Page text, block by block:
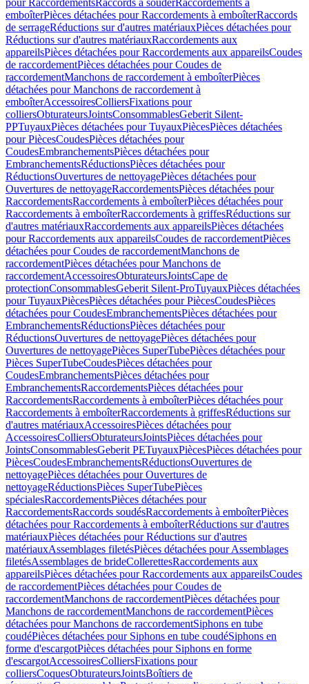
pour RaccordementsRaccords à souderRaccordements à
emboîterPièces détachées pour Raccordements à emboîterRaccords
de serrageRéductions sur d'autres matériauxPièces détachées pour
Réductions sur d'autres matériauxRaccordements aux
appareilsPièces détachées pour Raccordements aux appareilsCoudes
de raccordementPièces détachées pour Coudes de
raccordementManchons de raccordement à emboîterPièces
détachées pour Manchons de raccordement à
emboîterAccessoiresColliersFixations pour
colliersObturateursJointsConsommablesGeberit Silent-
PPTuyauxPièces détachées pour TuyauxPiècesPièces détachées
pour PiècesCoudesPièces détachées pour
CoudesEmbranchementsPièces détachées pour
EmbranchementsRéductionsPièces détachées pour
RéductionsOuvertures de nettoyagePièces détachées pour
Ouvertures de nettoyageRaccordementsPièces détachées pour
RaccordementsRaccordements à emboîterPièces détachées pour
Raccordements à emboîterRaccordements à griffesRéductions sur
d'autres matériauxRaccordements aux appareilsPièces détachées
pour Raccordements aux appareilsCoudes de raccordementPièces
détachées pour Coudes de raccordementManchons de
raccordementPièces détachées pour Manchons de
raccordementAccessoiresObturateursJointsCape de
protectionConsommablesGeberit Silent-ProTuyauxPièces détachées
pour TuyauxPiècesPièces détachées pour PiècesCoudesPièces
détachées pour CoudesEmbranchementsPièces détachées pour
EmbranchementsRéductionsPièces détachées pour
RéductionsOuvertures de nettoyagePièces détachées pour
Ouvertures de nettoyagePièces SuperTubePièces détachées pour
Pièces SuperTubeCoudesPièces détachées pour
CoudesEmbranchementsPièces détachées pour
EmbranchementsRaccordementsPièces détachées pour
RaccordementsRaccordements à emboîterPièces détachées pour
Raccordements à emboîterRaccordements à griffesRéductions sur
d'autres matériauxAccessoiresPièces détachées pour
AccessoiresColliersObturateursJointsPièces détachées pour
JointsConsommablesGeberit PETuyauxPiècesPièces détachées pour
PiècesCoudesEmbranchementsRéductionsOuvertures de
nettoyagePièces détachées pour Ouvertures de
nettoyageRéductionsPièces SuperTubePièces
spécialesRaccordementsPièces détachées pour
RaccordementsRaccords soudésRaccordements à emboîterPièces
détachées pour Raccordements à emboîterRéductions sur d'autres
matériauxPièces détachées pour Réductions sur d'autres
matériauxAssemblages filetésPièces détachées pour Assemblages
filetésAssemblages de brideCollerettesRaccordements aux
appareilsPièces détachées pour Raccordements aux appareilsCoudes
de raccordementPièces détachées pour Coudes de
raccordementManchons de raccordementPièces détachées pour
Manchons de raccordementManchons de raccordementPièces
détachées pour Manchons de raccordementSiphons en tube
coudéPièces détachées pour Siphons en tube coudéSiphons en
forme d'escargotPièces détachées pour Siphons en forme
d'escargotAccessoiresColliersFixations pour
colliersCoquesObturateursJointsBoîtiers de